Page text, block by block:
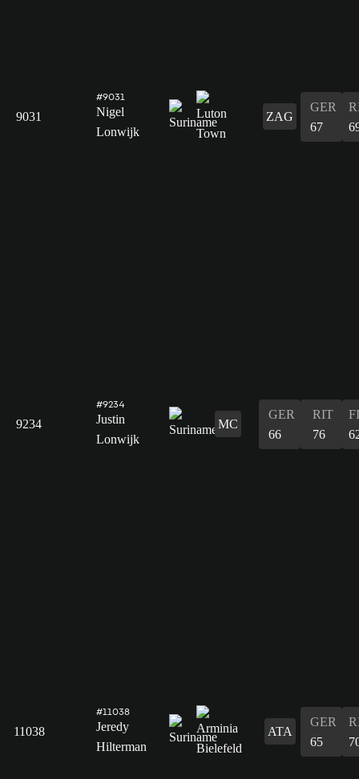
9031
#9031
Nigel
Lonwijk
ZAG
GER
67
9234
#9234
Justin
Lonwijk
MC
GER
66
RIT
76
11038
#11038
Jeredy
Hilterman
ATA
GER
65